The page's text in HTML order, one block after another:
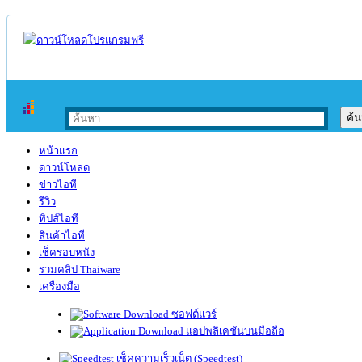
หน้าแรก
ดาวน์โหลด
ข่าวไอที
รีวิว
ทิปส์ไอที
สินค้าไอที
เช็ครอบหนัง
รวมคลิป Thaiware
เครื่องมือ
ซอฟต์แวร์
แอปพลิเคชันบนมือถือ
เช็คความเร็วเน็ต (Speedtest)